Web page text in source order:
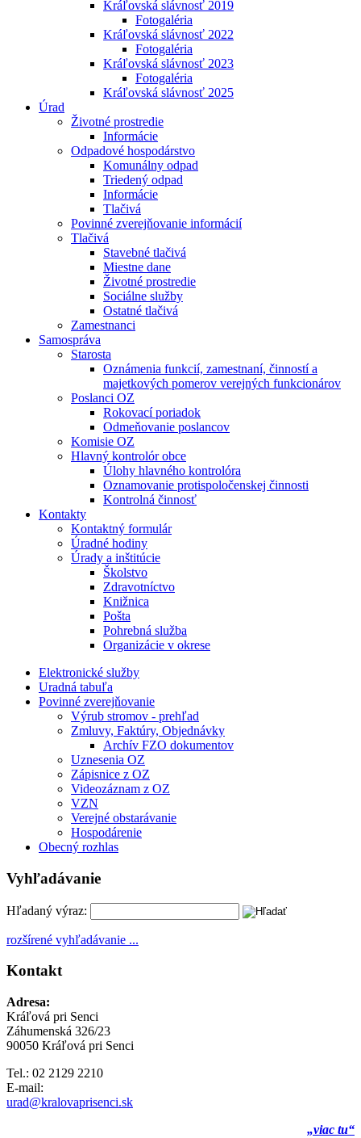
Kráľovská slávnosť 2019
Fotogaléria
Kráľovská slávnosť 2022
Fotogaléria
Kráľovská slávnosť 2023
Fotogaléria
Kráľovská slávnosť 2025
Úrad
Životné prostredie
Informácie
Odpadové hospodárstvo
Komunálny odpad
Triedený odpad
Informácie
Tlačivá
Povinné zverejňovanie informácií
Tlačivá
Stavebné tlačivá
Miestne dane
Životné prostredie
Sociálne služby
Ostatné tlačivá
Zamestnanci
Samospráva
Starosta
Oznámenia funkcií, zamestnaní, činností a
majetkových pomerov verejných funkcionárov
Poslanci OZ
Rokovací poriadok
Odmeňovanie poslancov
Komisie OZ
Hlavný kontrolór obce
Úlohy hlavného kontrolóra
Oznamovanie protispoločenskej činnosti
Kontrolná činnosť
Kontakty
Kontaktný formulár
Úradné hodiny
Úrady a inštitúcie
Školstvo
Zdravotníctvo
Knižnica
Pošta
Pohrebná služba
Organizácie v okrese
Elektronické služby
Uradná tabuľa
Povinné zverejňovanie
Výrub stromov - prehľad
Zmluvy, Faktúry, Objednávky
Archív FZO dokumentov
Uznesenia OZ
Zápisnice z OZ
Videozáznam z OZ
VZN
Verejné obstarávanie
Hospodárenie
Obecný rozhlas
Vyhľadávanie
Hľadaný výraz:
rozšírené vyhľadávanie ...
Kontakt
Adresa:
Kráľová pri Senci
Záhumenská 326/23
90050 Kráľová pri Senci
Tel.: 02 2129 2210
E-mail:
urad@kralovaprisenci.sk
„viac tu“